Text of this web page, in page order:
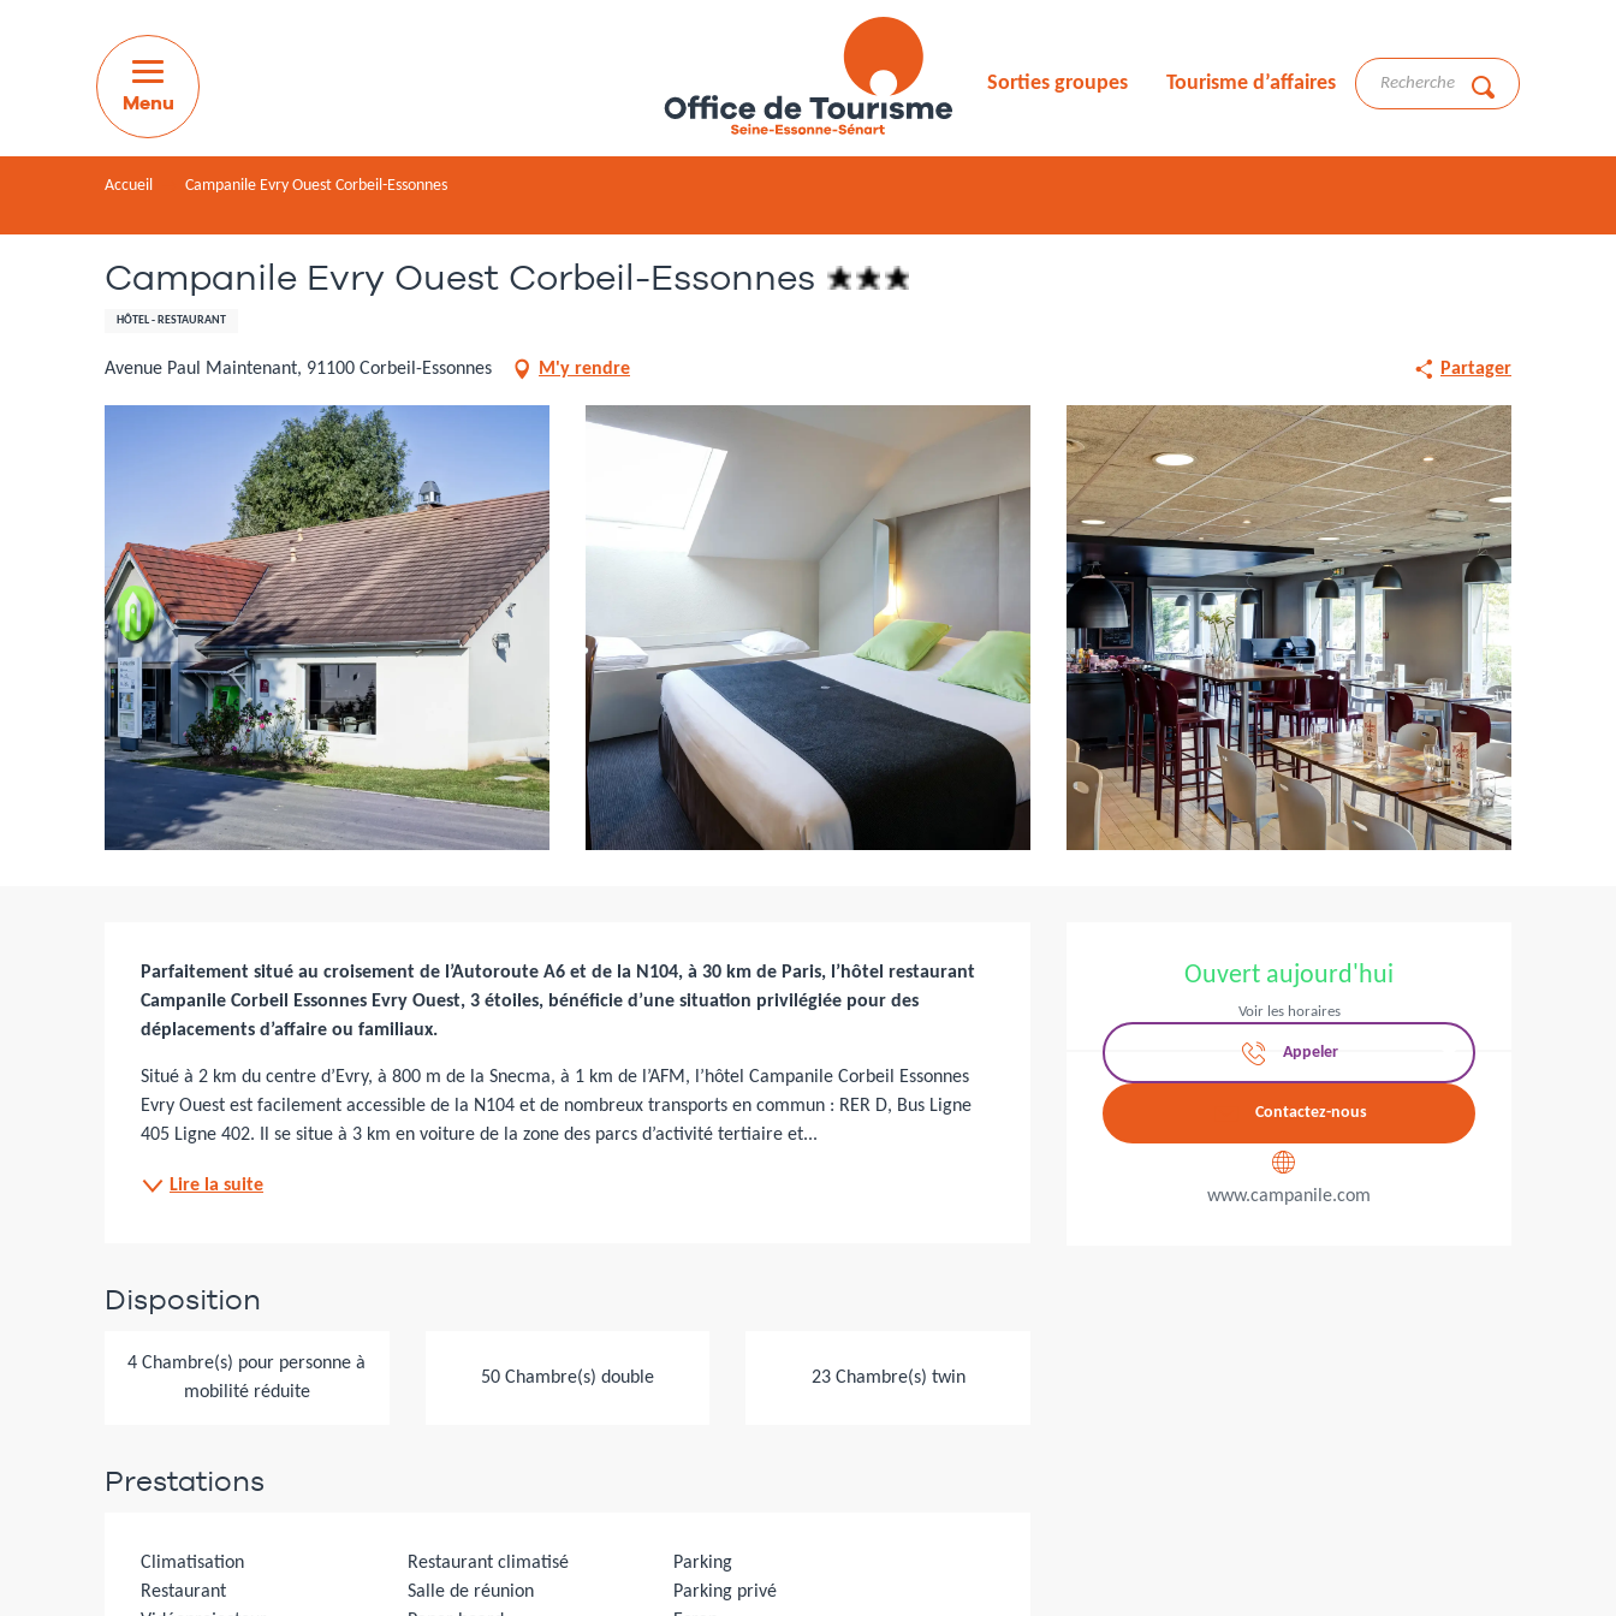
Sorties groupes Tourisme d’affaires Recherche
Accueil Campanile Evry Ouest Corbeil-Essonnes
Campanile Evry Ouest Corbeil-Essonnes
HÔTEL - RESTAURANT
Avenue Paul Maintenant, 91100 Corbeil-Essonnes M'y rendre Partager
Ouverture et
Ouvert aujourd'hui
Voir les horaires
Appeler
Contactez-nous
www.campanile.com
Description
Parfaitement situé au croisement de l’Autoroute A6 et de la N104, à 30 km de Paris, l’hôtel restaurant
Campanile Corbeil Essonnes Evry Ouest, 3 étoiles, bénéficie d’une situation privilégiée pour des
déplacements d’affaire ou familiaux.
Situé à 2 km du centre d’Evry, à 800 m de la Snecma, à 1 km de l’AFM, l’hôtel Campanile Corbeil Essonnes
Evry Ouest est facilement accessible de la N104 et de nombreux transports en commun : RER D, Bus Ligne
405 Ligne 402. Il se situe à 3 km en voiture de la zone des parcs d’activité tertiaire et...
Lire la suite
Disposition
4 Chambre(s) pour personne à
mobilité réduite
50 Chambre(s) double 23 Chambre(s) twin
Prestations
Climatisation Restaurant climatisé
Parking
Restaurant
Salle de réunion
Parking privé